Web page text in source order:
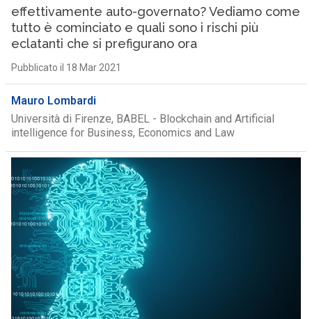
effettivamente auto-governato? Vediamo come
tutto è cominciato e quali sono i rischi più
eclatanti che si prefigurano ora
Pubblicato il 18 Mar 2021
Mauro Lombardi
Università di Firenze, BABEL - Blockchain and Artificial
intelligence for Business, Economics and Law